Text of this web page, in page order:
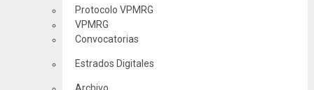
Protocolo VPMRG
VPMRG
Convocatorias
Estrados Digitales